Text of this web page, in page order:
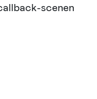
scenen